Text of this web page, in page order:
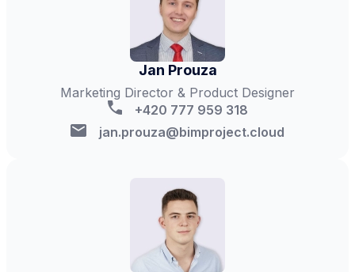
Jan Prouza
Marketing Director & Product Designer
+420 777 959 318
jan.prouza@bimproject.cloud